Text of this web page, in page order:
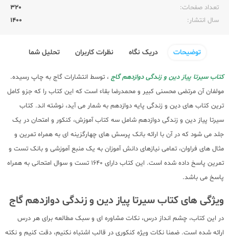
تعداد صفحات:‌
320
سال انتشار:‌
1400
توضیحات دریک نگاه نظرات کاربران تحلیل شما
کتاب سیرتا پیاز دین و زندگی دوازدهم گاج ، توسط انتشارات گاج به چاپ رسیده.
مولفان آن مرتضی محسنی کبیر و محمدرضا بقاء است که این کتاب را که جزو کامل
ترین کتاب های دین و زندگی پایه دوازدهم به شمار می آید، نوشته اند. کتاب
سیرتا پیاز دین و زندگی دوازدهم شامل سه کتاب آموزش، کنکور و امتحان در یک
جلد می شود که در آن با ارائه بانک پرسش های چهارگزینه ای به همراه تمرین و
مثال های فراوان، تمامی نیازهای دانش آموزان به یک منبع آموزشی و بانک تست و
تمرین پاسخ داده شده است. این کتاب دارای 1640 تست و سوال امتحانی به همراه
پاسخ می باشد.
ویژگی های کتاب سیرتا پیاز دین و زندگی دوازدهم گاج
در این کتاب، چشم انداز درس، نکات مشاوره ای و سبک مطالعه برای هر درس
ارائه شده است. ضمنا نکات ویژه کنکوری در قالب اشتباه نکنیم، دقت کنیم و نکته